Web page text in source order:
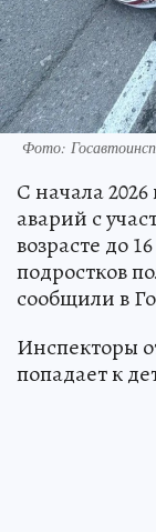
Фото:
С начала
аварий с
возрасте до
подростков
сообщили в
Инспекторы
попадает к